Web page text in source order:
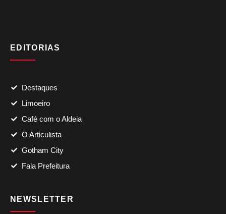
EDITORIAS
Destaques
Limoeiro
Café com o Aldeia
O Articulista
Gotham City
Fala Prefeitura
NEWSLETTER